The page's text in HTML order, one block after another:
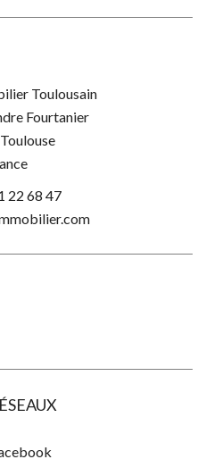
Toulousain
Fourtanier
22 68 47